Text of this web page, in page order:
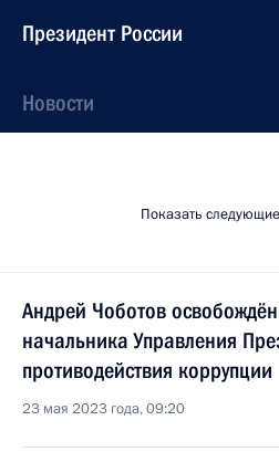
Президент России
Новости
Показать
Андрей Чоботов
начальника Управления
противодействия коррупции
23 мая 2023 года, 09:20